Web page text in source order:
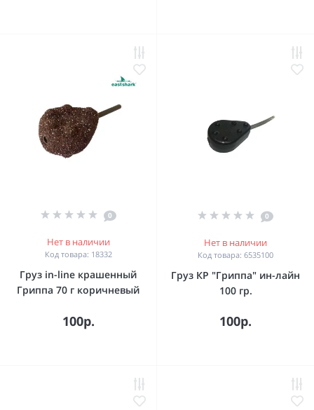
0
Нет в наличии
Код товара: 18332
Груз in-line крашенный
Гриппа 70 г коричневый
100р.
0
Нет в наличии
Код товара: 6535100
Груз КР "Гриппа" ин-лайн
100 гр.
100р.